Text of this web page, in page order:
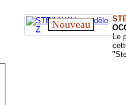
Nouveau
Le